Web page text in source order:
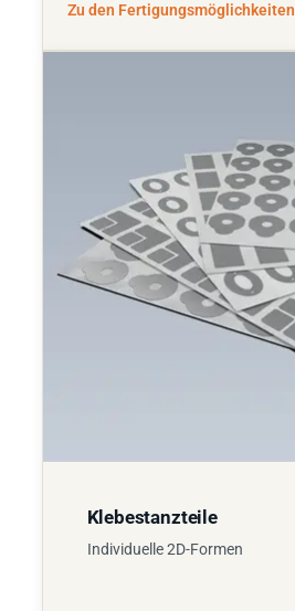
Zu den Fertigungsmöglichkeiten
Klebestanzteile
Individuelle 2D-Formen